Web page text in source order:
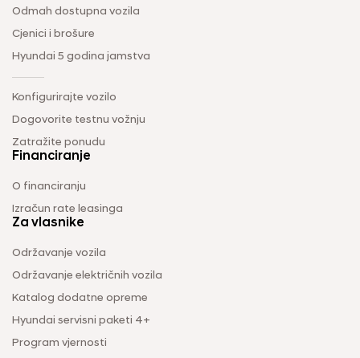
Odmah dostupna vozila
Cjenici i brošure
Hyundai 5 godina jamstva
Konfigurirajte vozilo
Dogovorite testnu vožnju
Zatražite ponudu
Financiranje
O financiranju
Izračun rate leasinga
Za vlasnike
Održavanje vozila
Održavanje električnih vozila
Katalog dodatne opreme
Hyundai servisni paketi 4+
Program vjernosti